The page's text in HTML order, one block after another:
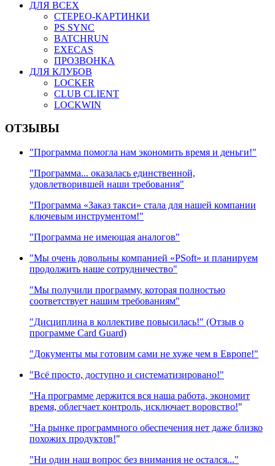
ДЛЯ ВСЕХ
СТЕРЕО-КАРТИНКИ
PS SYNC
BATCHRUN
EXECAS
ПРОЗВОНКА
ДЛЯ КЛУБОВ
LOCKER
CLUB CLIENT
LOCKWIN
ОТЗЫВЫ
"Программа помогла нам экономить время и деньги!"
"Программа... оказалась единственной,
удовлетворившей наши требования"
"Программа «Заказ такси» стала для нашей компании
ключевым инструментом!"
"Программа не имеющая аналогов"
"Мы очень довольны компанией «PSoft» и планируем
продолжить наше сотрудничество"
"Мы получили программу, которая полностью
соответствует нашим требованиям"
"Дисциплина в коллективе повысилась!" (Отзыв о
программе Card Guard)
"Документы мы готовим сами не хуже чем в Европе!"
"Всё просто, доступно и систематизировано!"
"На программе держится вся наша работа, экономит
время, облегчает контроль, исключает воровство!"
"На рынке программного обеспечения нет даже близко
похожих продуктов!"
"Ни один наш вопрос без внимания не остался..."